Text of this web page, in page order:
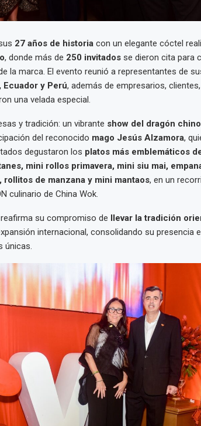
27 años de historiacon un elegante cóctel
, donde más de 250 invitadosse dieron cita para
la marca. El evento reunió a representantes de
Ecuador y Perú, además de empresarios,
una velada especial.
y tradición: un vibrante show del dragón chino
del reconocido mago Jesús Alzamora,
degustaron los platos más emblemáticos
mini rollos primavera, mini siu mai,
de manzana y mini mantaos, en un
culinario de China Wok.
su compromiso de
llevar la tradición
internacional, consolidando su presencia
únicas.